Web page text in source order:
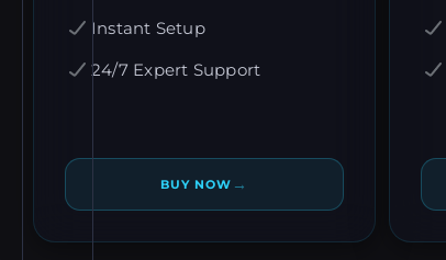
Instant Setup
24/7 Expert Support
BUY NOW →